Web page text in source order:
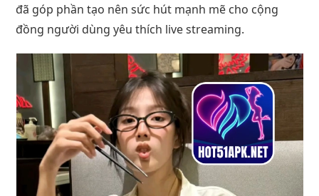
đã góp phần tạo nên sức hút mạnh mẽ cho cộng
đồng người dùng yêu thích live streaming.